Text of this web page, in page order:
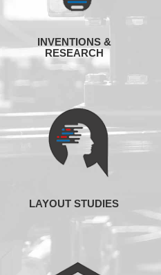
INVENTIONS &
RESEARCH
LAYOUT STUDIES